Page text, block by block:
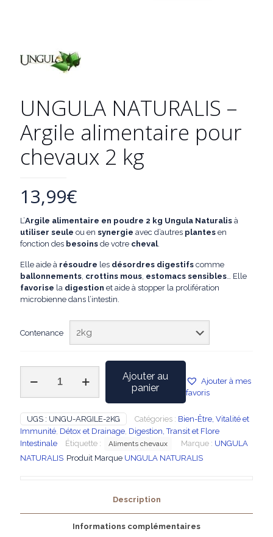
UNGULA NATURALIS –
Argile alimentaire pour
chevaux 2 kg
13,99€
L’Argile alimentaire en poudre 2 kg Ungula Naturalis à
utiliser seule ou en synergie avec d’autres plantes en
fonction des besoins de votre cheval.
Elle aide à résoudre les désordres digestifs comme
ballonnements, crottins mous, estomacs sensibles… Elle
favorise la digestion et aide à stopper la prolifération
microbienne dans l’intestin.
Contenance
Argile
alimentaire
Ajouter au
panier
Ajouter à mes
favoris
UGS : UNGU-ARGILE-2KG Catégories : Bien-Être, Vitalité et
Immunité, Détox et Drainage, Digestion, Transit et Flore
Intestinale
Étiquette : Aliments chevaux Marque : UNGULA
NATURALIS Produit Marque UNGULA NATURALIS
Description
Informations complémentaires